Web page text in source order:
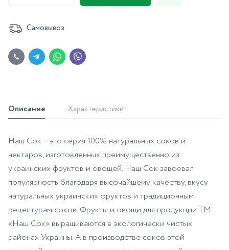
Самовывоз
Описание Характеристики
Наш Сок – это серия 100% натуральных соков и
нектаров, изготовленных преимущественно из
украинских фруктов и овощей. Наш Сок завоевал
популярность благодаря высочайшему качеству, вкусу
натуральных украинских фруктов и традиционным
рецептурам соков. Фрукты и овощи для продукции ТМ
«Наш Сок» выращиваются в экологически чистых
районах Украины. А в производстве соков этой